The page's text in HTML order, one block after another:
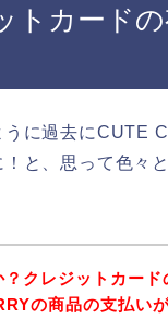
トカード
に過去にCUTE
と、思って色々
クレジットカー
の商品の支払い